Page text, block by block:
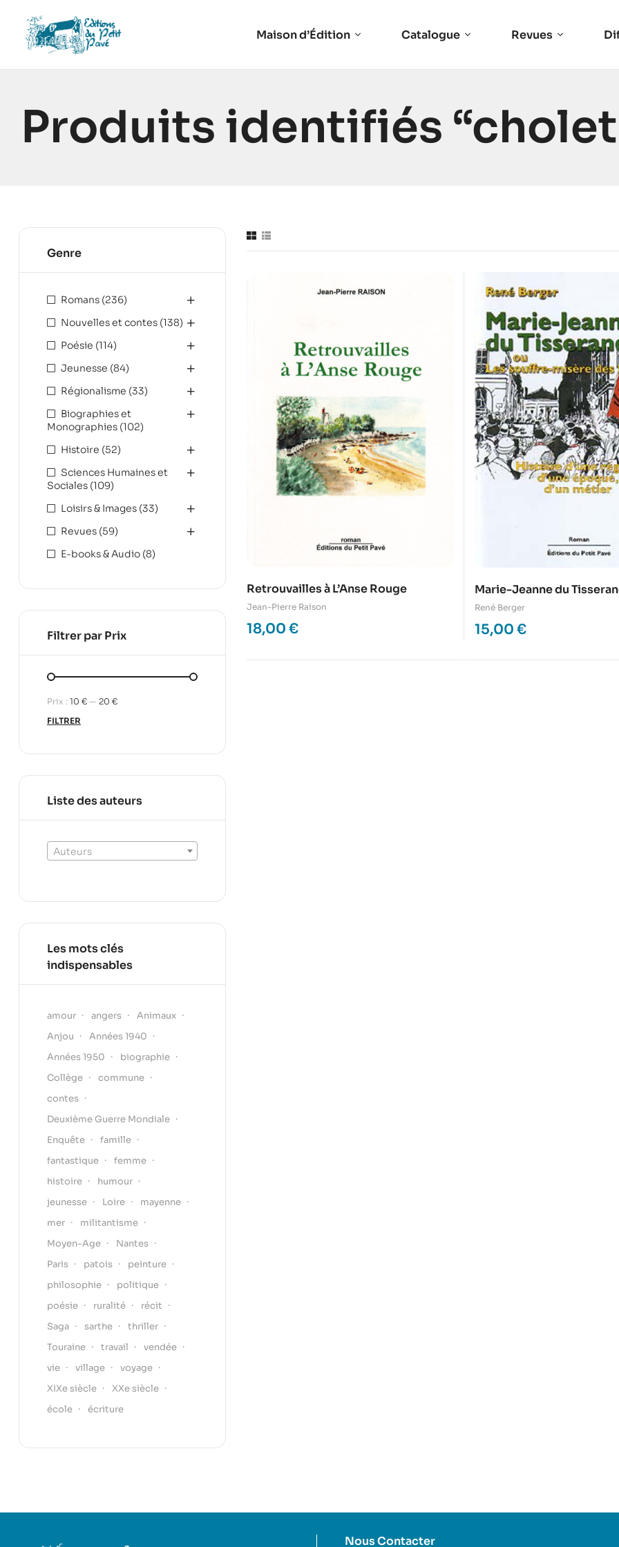
Maison d’Édition Catalogue Revues
Produits identifiés
Retrouvailles à L’Anse Rouge
Jean-Pierre Raison
18,00 €
Marie-Jeanne du
souffre-misère des
René Berger
15,00 €
Genre
Romans (236)
Nouvelles et contes (138)
Poésie (114)
Jeunesse (84)
Régionalisme (33)
Biographies et
Monographies (102)
Histoire (52)
Sciences Humaines et
Sociales (109)
Loisirs & Images (33)
Revues (59)
E-books & Audio (8)
Filtrer par Prix
FILTRER
Prix : 10 € — 20 €
Liste des auteurs
Auteurs
Les mots clés
indispensables
amour angers
Animaux
Anjou
Années 1940
Années 1950
biographie
Collège
commune
contes
Deuxième Guerre Mondiale
Enquête
famille
fantastique
femme
histoire
humour
jeunesse
Loire
mayenne
mer
militantisme
Moyen-Age
Nantes
Paris
patois
peinture
philosophie
politique
poésie
ruralité
récit
Saga
sarthe
thriller
Touraine
travail
vendée
vie
village
voyage
XIXe siècle
XXe siècle
école
écriture
Nous Contacter